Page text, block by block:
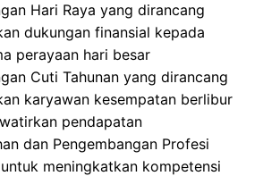
Hari Raya yang dirancang
dukungan finansial kepada
perayaan hari besar
Cuti Tahunan yang dirancang
karyawan kesempatan berlibur
pendapatan
dan Pengembangan Profesi
meningkatkan kompetensi